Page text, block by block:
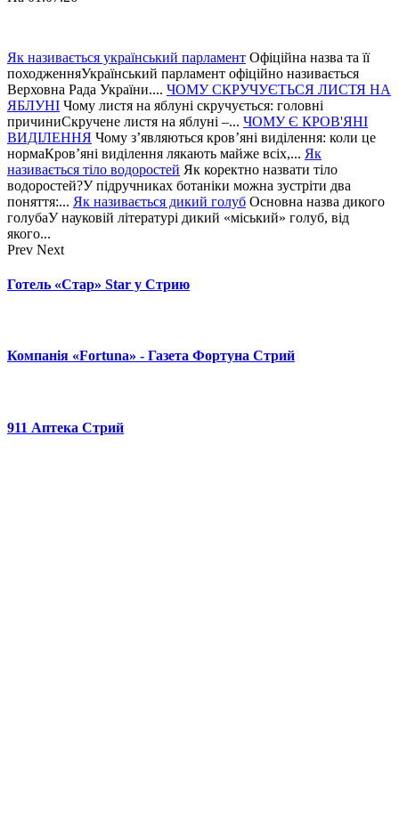
Як називається український парламент Офіційна назва та її
походженняУкраїнський парламент офіційно називається
Верховна Рада України.... ЧОМУ СКРУЧУЄТЬСЯ ЛИСТЯ НА
ЯБЛУНІ Чому листя на яблуні скручується: головні
причиниСкручене листя на яблуні –... ЧОМУ Є КРОВ'ЯНІ
ВИДІЛЕННЯ Чому з’являються кров’яні виділення: коли це
нормаКров’яні виділення лякають майже всіх,... Як
називається тіло водоростей Як коректно назвати тіло
водоростей?У підручниках ботаніки можна зустріти два
поняття:... Як називається дикий голуб Основна назва дикого
голубаУ науковій літературі дикий «міський» голуб, від
якого...
Prev Next
Готель «Стар» Star у Стрию
Компанія «Fortuna» - Газета Фортуна Стрий
911 Аптека Стрий